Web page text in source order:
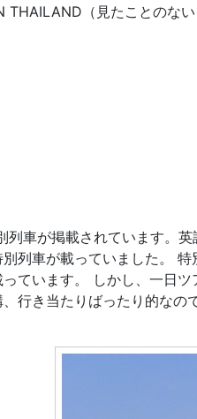
（見たことのな
車が掲載されています。
列車が載っていました。
ています。 しかし、一日
行き当たりばったり的な